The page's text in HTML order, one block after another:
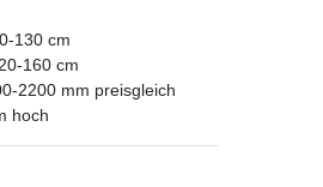
130 cm
160 cm
2200 mm preisgleich
hoch